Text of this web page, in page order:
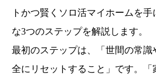
トかつ賢くソロ活マイホームを
な3つのステップを解説します。
最初のステップは、「世間の常
全にリセットすること」です。「